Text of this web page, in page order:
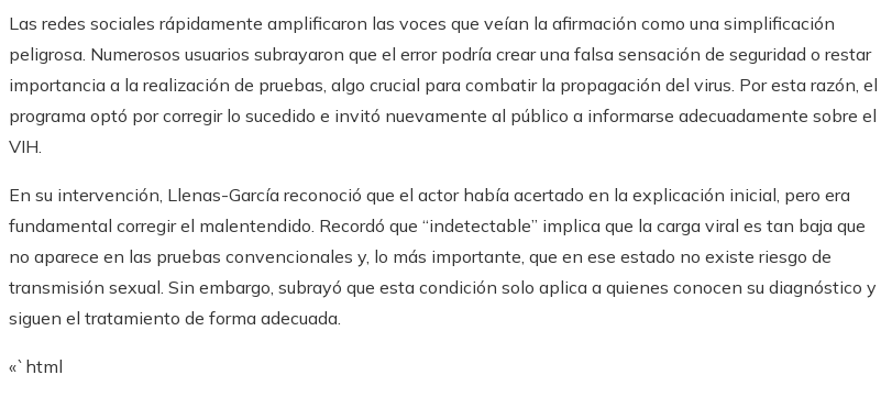
Las redes sociales rápidamente amplificaron las voces que veían la afirmación como una simplificación
peligrosa. Numerosos usuarios subrayaron que el error podría crear una falsa sensación de seguridad o restar
importancia a la realización de pruebas, algo crucial para combatir la propagación del virus. Por esta razón, el
programa optó por corregir lo sucedido e invitó nuevamente al público a informarse adecuadamente sobre el
VIH.
En su intervención, Llenas-García reconoció que el actor había acertado en la explicación inicial, pero era
fundamental corregir el malentendido. Recordó que “indetectable” implica que la carga viral es tan baja que
no aparece en las pruebas convencionales y, lo más importante, que en ese estado no existe riesgo de
transmisión sexual. Sin embargo, subrayó que esta condición solo aplica a quienes conocen su diagnóstico y
siguen el tratamiento de forma adecuada.
«`html